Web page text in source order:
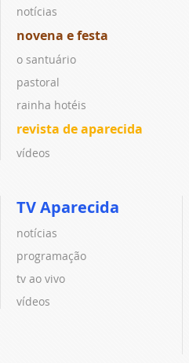
notícias
novena e festa
o santuário
pastoral
rainha hotéis
revista de aparecida
vídeos
TV Aparecida
notícias
programação
tv ao vivo
vídeos